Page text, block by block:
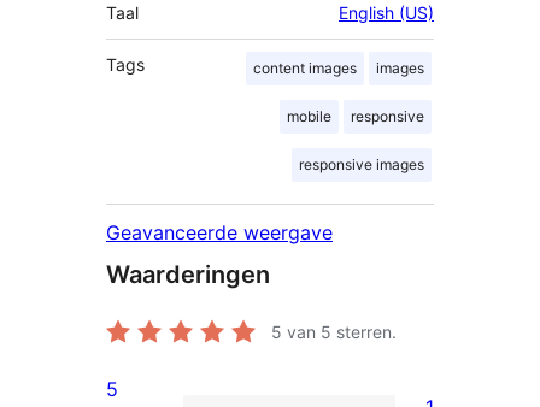
Taal English (US)
Tags content images images
mobile responsive
responsive images
Geavanceerde weergave
Waarderingen
5 van 5 sterren.
5